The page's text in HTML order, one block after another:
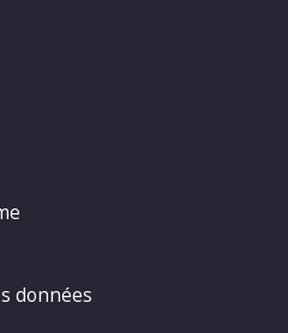
données